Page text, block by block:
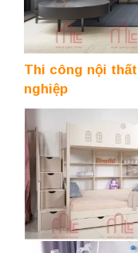
Thi công nội
nghiệp